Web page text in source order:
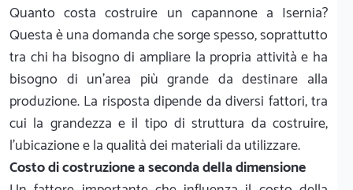
Quanto costa costruire un capannone a Isernia?
Questa è una domanda che sorge spesso, soprattutto
tra chi ha bisogno di ampliare la propria attività e ha
bisogno di un'area più grande da destinare alla
produzione. La risposta dipende da diversi fattori, tra
cui la grandezza e il tipo di struttura da costruire,
l'ubicazione e la qualità dei materiali da utilizzare.
Costo di costruzione a seconda della dimensione